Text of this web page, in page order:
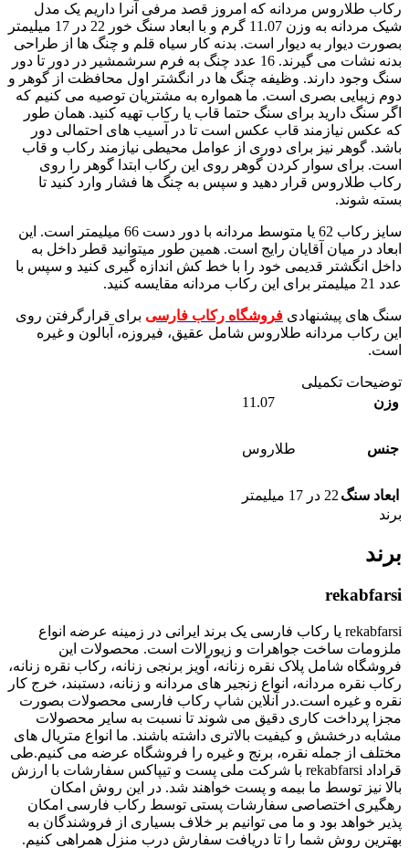
رکاب طلاروس مردانه که امروز قصد مرفی آنرا داریم یک مدل
شیک مردانه به وزن 11.07 گرم و با ابعاد سنگ خور 22 در 17 میلیمتر
بصورت دیوار به دیوار است. بدنه کار سیاه قلم و چنگ ها از طراحی
بدنه نشات می گیرند. 16 عدد چنگ به فرم سرشمشیر در دور تا دور
سنگ وجود دارند. وظیفه چنگ ها در انگشتر اول محافظت از گوهر و
دوم زیبایی بصری است. ما همواره به مشتریان توصیه می کنیم که
اگر سنگ دارید برای سنگ حتما قاب یا رکاب تهیه کنید. همان طور
که عکس نیازمند قاب عکس است تا در آسیب های احتمالی دور
باشد. گوهر نیز برای دوری از عوامل محیطی نیازمند رکاب و قاب
است. برای سوار کردن گوهر روی این رکاب ابتدا گوهر را روی
رکاب طلاروس قرار دهید و سپس به چنگ ها فشار وارد کنید تا
بسته شوند.
سایز رکاب 62 یا متوسط مردانه با دور دست 66 میلیمتر است. این
ابعاد در میان آقایان رایج است. همین طور میتوانید قطر داخل به
داخل انگشتر قدیمی خود را با خط کش اندازه گیری کنید و سپس با
عدد 21 میلیمتر برای این رکاب مردانه مقایسه کنید.
سنگ های پیشنهادی فروشگاه رکاب فارسی برای قرارگرفتن روی
این رکاب مردانه طلاروس شامل عقیق، فیروزه، آبالون و غیره
است.
توضیحات تکمیلی
وزن
11.07
جنس طلاروس
ابعاد سنگ 22 در 17 میلیمتر
برند
برند
rekabfarsi
rekabfarsi یا رکاب فارسی یک برند ایرانی در زمینه عرضه انواع
ملزومات ساخت جواهرات و زیورالات است. محصولات این
فروشگاه شامل پلاک نقره زنانه، آویز برنجی زنانه، رکاب نقره زنانه،
رکاب نقره مردانه، انواع زنجیر های مردانه و زنانه، دستبند، خرج کار
نقره و غیره است.در آنلاین شاپ رکاب فارسی محصولات بصورت
مجزا پرداخت کاری دقیق می شوند تا نسبت به سایر محصولات
مشابه درخشش و کیفیت بالاتری داشته باشند. ما انواع متریال های
مختلف از جمله نقره، برنج و غیره را فروشگاه عرضه می کنیم.طی
قراداد rekabfarsi با شرکت ملی پست و تیپاکس سفارشات با ارزش
بالا نیز توسط ما بیمه و پست خواهند شد. در این روش امکان
رهگیری اختصاصی سفارشات پستی توسط رکاب فارسی امکان
پذیر خواهد بود و ما می توانیم بر خلاف بسیاری از فروشندگان به
بهترین روش شما را تا دریافت سفارش درب منزل همراهی کنیم.